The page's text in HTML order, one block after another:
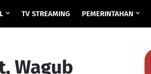
TV STREAMING PEMERINTAHAN
Wagub